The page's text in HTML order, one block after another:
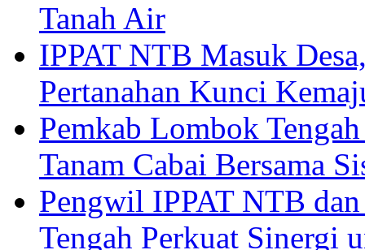
Tanah Air
IPPAT NTB Masuk
Pertanahan Kunci
Pemkab Lombok
Tanam Cabai Bersama
Pengwil IPPAT NTB
Tengah Perkuat Sinergi